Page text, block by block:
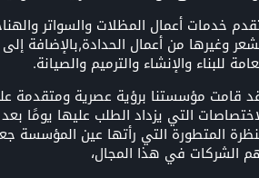
خدمات أعمال المظلات والسواتر
وغيرها من أعمال الحدادة,بالإضافة إلى
للبناء والإنشاء والترميم والصيانة.
قامت مؤسستنا برؤية عصرية ومتقدمة
التي يزداد الطلب عليها يومًا
المتطورة التي رأتها عين المؤسسة
الشركات في هذا المجال،